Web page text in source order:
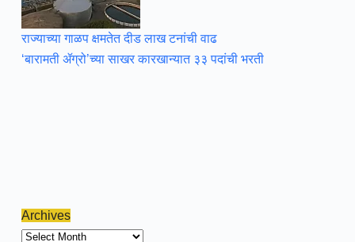
राज्याच्या गाळप क्षमतेत दीड लाख टनांची वाढ
‘बारामती ॲग्रो’च्या साखर कारखान्यात ३३ पदांची भरती
Archives
Archives